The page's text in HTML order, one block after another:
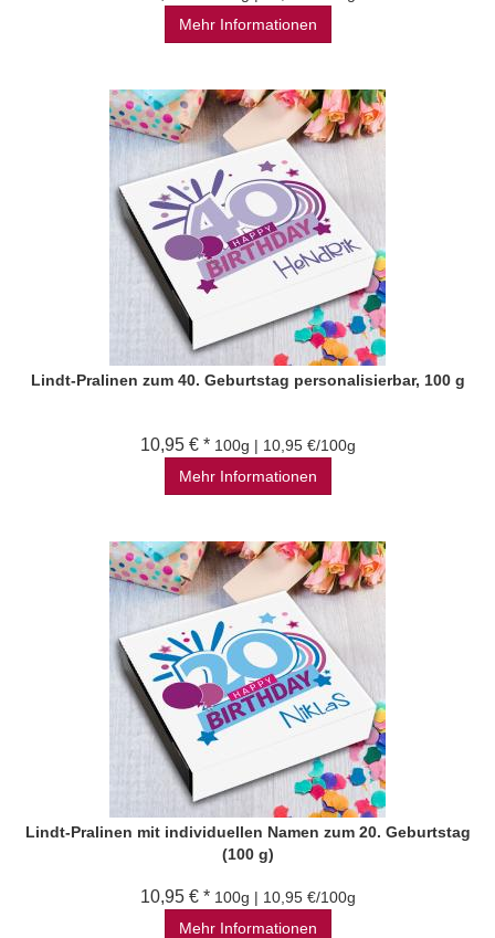
Mehr Informationen
Lindt-Pralinen zum 40. Geburtstag personalisierbar, 100 g
10,95 € * 100g | 10,95 €/100g
Mehr Informationen
Lindt-Pralinen mit individuellen Namen zum 20. Geburtstag
(100 g)
10,95 € * 100g | 10,95 €/100g
Mehr Informationen